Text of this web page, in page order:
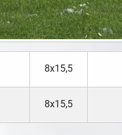
8х15,5
8х15,5